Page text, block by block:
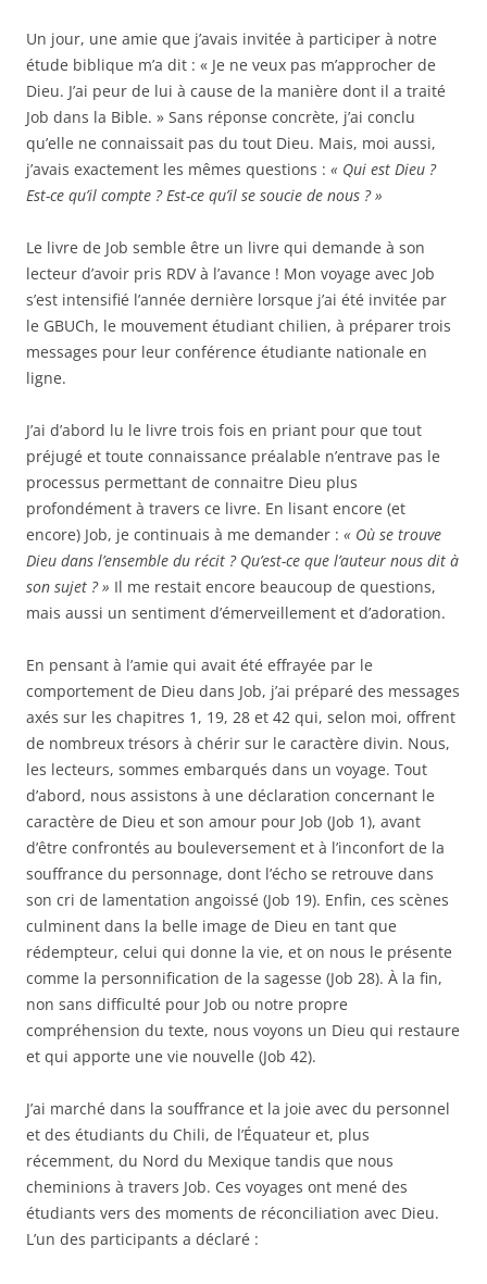
Un jour, une amie que j’avais invitée à participer à notre
étude biblique m’a dit : « Je ne veux pas m’approcher de
Dieu. J’ai peur de lui à cause de la manière dont il a traité
Job dans la Bible. » Sans réponse concrète, j’ai conclu
qu’elle ne connaissait pas du tout Dieu. Mais, moi aussi,
j’avais exactement les mêmes questions : « Qui est Dieu ?
Est-ce qu’il compte ? Est-ce qu’il se soucie de nous ? »
Le livre de Job semble être un livre qui demande à son
lecteur d’avoir pris RDV à l’avance ! Mon voyage avec Job
s’est intensifié l’année dernière lorsque j’ai été invitée par
le GBUCh, le mouvement étudiant chilien, à préparer trois
messages pour leur conférence étudiante nationale en
ligne.
J’ai d’abord lu le livre trois fois en priant pour que tout
préjugé et toute connaissance préalable n’entrave pas le
processus permettant de connaitre Dieu plus
profondément à travers ce livre. En lisant encore (et
encore) Job, je continuais à me demander : « Où se trouve
Dieu dans l’ensemble du récit ?Qu’est-ce que l’auteur nous dit à
son sujet ? » Il me restait encore beaucoup de questions,
mais aussi un sentiment d’émerveillement et d’adoration.
En pensant à l’amie qui avait été effrayée par le
comportement de Dieu dans Job, j’ai préparé des messages
axés sur les chapitres 1, 19, 28 et 42 qui, selon moi, offrent
de nombreux trésors à chérir sur le caractère divin. Nous,
les lecteurs, sommes embarqués dans un voyage. Tout
d’abord, nous assistons à une déclaration concernant le
caractère de Dieu et son amour pour Job (Job 1), avant
d’être confrontés au bouleversement et à l’inconfort de la
souffrance du personnage, dont l’écho se retrouve dans
son cri de lamentation angoissé (Job 19). Enfin, ces scènes
culminent dans la belle image de Dieu en tant que
rédempteur, celui qui donne la vie, et on nous le présente
comme la personnification de la sagesse (Job 28). À la fin,
non sans difficulté pour Job ou notre propre
compréhension du texte, nous voyons un Dieu qui restaure
et qui apporte une vie nouvelle (Job 42).
J’ai marché dans la souffrance et la joie avec du personnel
et des étudiants du Chili, de l’Équateur et, plus
récemment, du Nord du Mexique tandis que nous
cheminions à travers Job. Ces voyages ont mené des
étudiants vers des moments de réconciliation avec Dieu.
L’un des participants a déclaré :